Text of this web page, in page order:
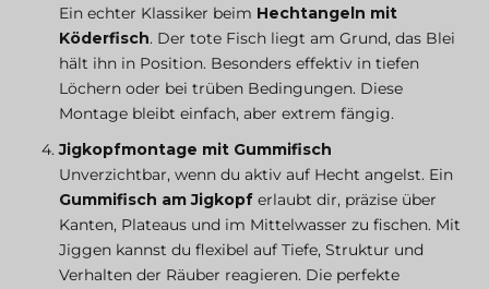
Ein echter Klassiker beim Hechtangeln mit
Köderfisch. Der tote Fisch liegt am Grund, das Blei
hält ihn in Position. Besonders effektiv in tiefen
Löchern oder bei trüben Bedingungen. Diese
Montage bleibt einfach, aber extrem fängig.
Jigkopfmontage mit Gummifisch
Unverzichtbar, wenn du aktiv auf Hecht angelst. Ein
Gummifisch am Jigkopf erlaubt dir, präzise über
Kanten, Plateaus und im Mittelwasser zu fischen. Mit
Jiggen kannst du flexibel auf Tiefe, Struktur und
Verhalten der Räuber reagieren. Die perfekte